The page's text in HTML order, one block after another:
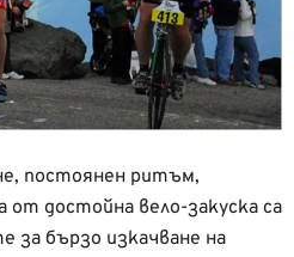
постоянен ритъм,
от достойна вело-закуска са
бързо изкачване на